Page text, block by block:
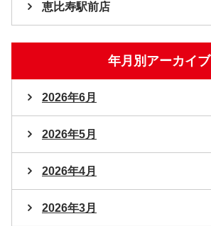
恵比寿駅前店
年月別アーカイブ
2026年6月
2026年5月
2026年4月
2026年3月